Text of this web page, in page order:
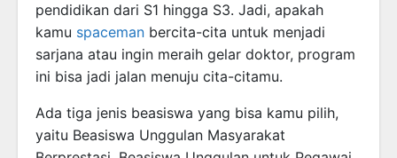
pendidikan dari S1 hingga S3. Jadi, apakah
kamu spaceman bercita-cita untuk menjadi
sarjana atau ingin meraih gelar doktor, program
ini bisa jadi jalan menuju cita-citamu.
Ada tiga jenis beasiswa yang bisa kamu pilih,
yaitu Beasiswa Unggulan Masyarakat